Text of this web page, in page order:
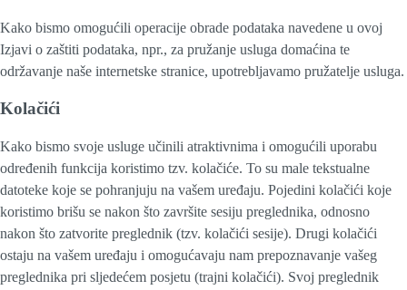
Kako bismo omogućili operacije obrade podataka navedene u ovoj
Izjavi o zaštiti podataka, npr., za pružanje usluga domaćina te
održavanje naše internetske stranice, upotrebljavamo pružatelje usluga.
Kolačići
Kako bismo svoje usluge učinili atraktivnima i omogućili uporabu
određenih funkcija koristimo tzv. kolačiće. To su male tekstualne
datoteke koje se pohranjuju na vašem uređaju. Pojedini kolačići koje
koristimo brišu se nakon što završite sesiju preglednika, odnosno
nakon što zatvorite preglednik (tzv. kolačići sesije). Drugi kolačići
ostaju na vašem uređaju i omogućavaju nam prepoznavanje vašeg
preglednika pri sljedećem posjetu (trajni kolačići). Svoj preglednik